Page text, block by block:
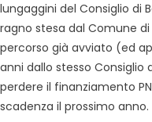
lungaggini del Consiglio di
ragno stesa dal Comune
percorso già avviato (ed
anni dallo stesso Consiglio
perdere il finanziamento
scadenza il prossimo anno.